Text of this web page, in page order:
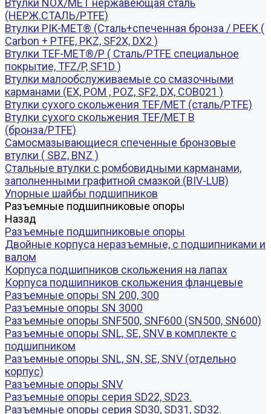
Втулки NOX/MET нержавеющая сталь
(НЕРЖ.СТАЛЬ/PTFE)
Втулки PIK-MET® (Сталь+спеченная бронза / PEEK (
Carbon + PTFE, PKZ, SF2X, DX2 )
Втулки TEF-MET®/P ( Сталь/PTFE специальное
покрытие, TFZ/P, SF1D )
Втулки малообслуживаемые со смазочными
карманами (EX, POM , POZ, SF2, DX, COB021 )
Втулки сухого скольжения TEF/MET (сталь/PTFE)
Втулки сухого скольжения TEF/MET B
(бронза/PTFE)
Самосмазывающиеся спеченные бронзовые
втулки ( SBZ, BNZ )
Стальные втулки с ромбовидными карманами,
заполненными графитной смазкой (BIV-LUB)
Упорные шайбы подшипников
Разъемные подшипниковые опоры
Назад
Разъемные подшипниковые опоры
Двойные корпуса неразъемные, с подшипниками и
валом
Корпуса подшипников скольжения на лапах
Корпуса подшипников скольжения фланцевые
Разъемные опоры SN 200, 300
Разъемные опоры SN 3000
Разъемные опоры SNF500, SNF600 (SN500, SN600)
Разъемные опоры SNL, SE, SNV в комплекте с
подшипником
Разъемные опоры SNL, SN, SE, SNV (отдельно
корпус)
Разъемные опоры SNV
Разъемные опоры серия SD22, SD23.
Разъемные опоры серия SD30, SD31, SD32.